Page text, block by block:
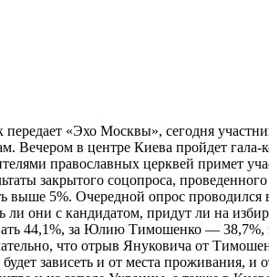
«Эхо Москвы», сегодня
Вечером в центре Киева пройдет
православных церквей примет
закрытого соцопроса,
5%. Очередной опрос проводился
они с кандидатом, придут ли на
44,1%, за Юлию Тимошенко —
что отрыв Януковича от
зависеть и от места